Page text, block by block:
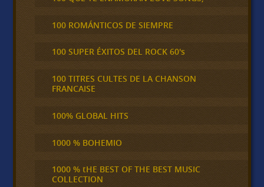
100 ROMÁNTICOS DE SIEMPRE
100 SUPER ÉXITOS DEL ROCK 60's
100 TITRES CULTES DE LA CHANSON
FRANCAISE
100% GLOBAL HITS
1000 % BOHEMIO
1000 % tHE BEST OF THE BEST MUSIC
COLLECTION